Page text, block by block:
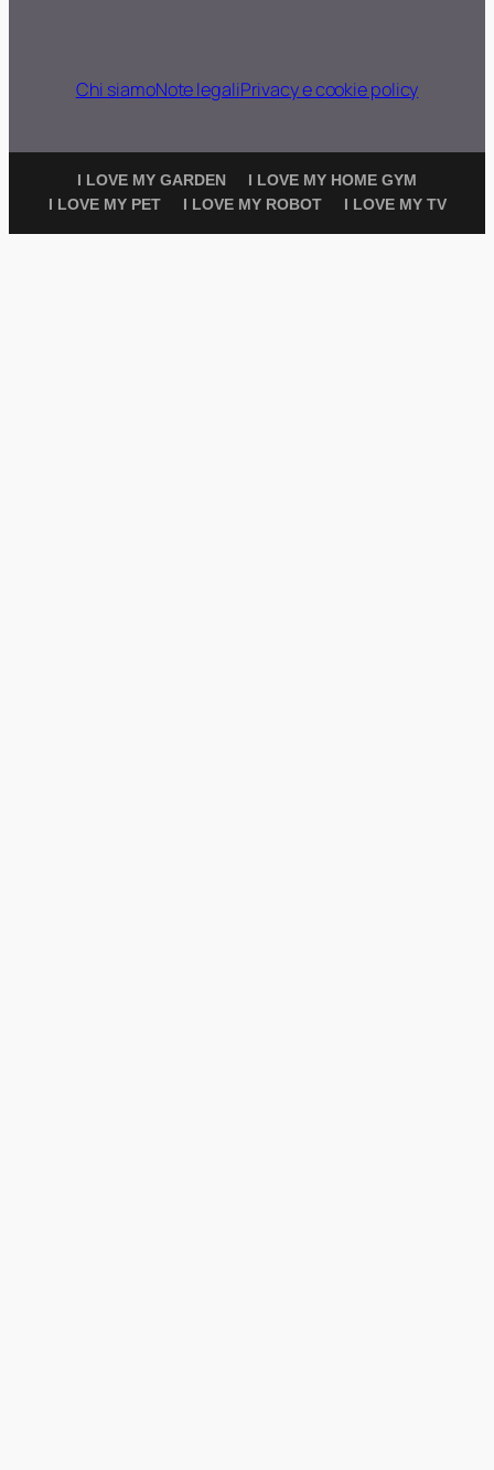
Chi siamoNote legaliPrivacy e cookie policy
I LOVE MY GARDEN
I LOVE MY HOME GYM
I LOVE MY PET
I LOVE MY ROBOT I LOVE MY TV